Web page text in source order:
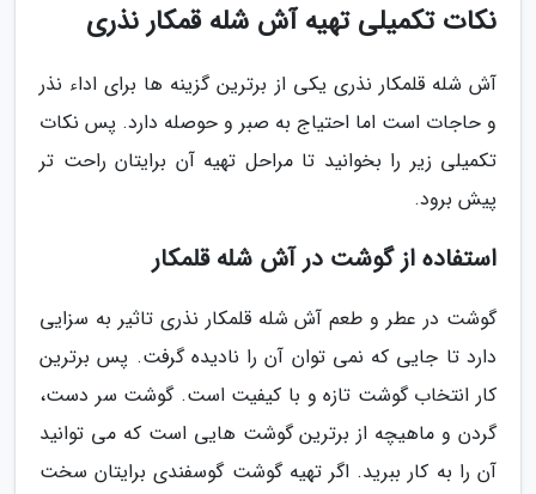
نکات تکمیلی تهیه آش شله قمکار نذری
آش شله قلمکار نذری یکی از برترین گزینه ها برای اداء نذر
و حاجات است اما احتیاج به صبر و حوصله دارد. پس نکات
تکمیلی زیر را بخوانید تا مراحل تهیه آن برایتان راحت تر
پیش برود.
استفاده از گوشت در آش شله قلمکار
گوشت در عطر و طعم آش شله قلمکار نذری تاثیر به سزایی
دارد تا جایی که نمی توان آن را نادیده گرفت. پس برترین
کار انتخاب گوشت تازه و با کیفیت است. گوشت سر دست،
گردن و ماهیچه از برترین گوشت هایی است که می توانید
آن را به کار ببرید. اگر تهیه گوشت گوسفندی برایتان سخت